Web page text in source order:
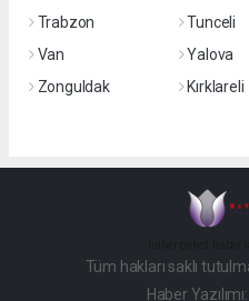
Trabzon
Tunceli
Van
Yalova
Zonguldak
Kırklareli
Tüm hakları saklı
Haber Yazılımı: